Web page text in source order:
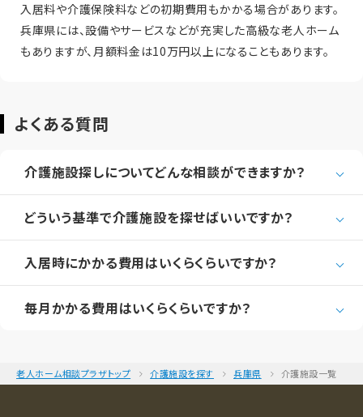
入居料や介護保険料などの初期費用もかかる場合があります。
兵庫県には、設備やサービスなどが充実した高級な老人ホーム
もありますが、月額料金は10万円以上になることもあります。
よくある質問
介護施設探しについてどんな相談ができますか？
どういう基準で介護施設を探せばいいですか？
入居時にかかる費用はいくらくらいですか？
毎月かかる費用はいくらくらいですか？
老人ホーム相談プラザトップ 介護施設を探す 兵庫県 介護施設一覧